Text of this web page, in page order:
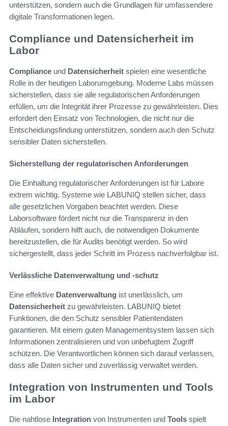
unterstützen, sondern auch die Grundlagen für umfassendere
digitale Transformationen legen.
Compliance und Datensicherheit im
Labor
Compliance und Datensicherheit spielen eine wesentliche
Rolle in der heutigen Laborumgebung. Moderne Labs müssen
sicherstellen, dass sie alle regulatorischen Anforderungen
erfüllen, um die Integrität ihrer Prozesse zu gewährleisten. Dies
erfordert den Einsatz von Technologien, die nicht nur die
Entscheidungsfindung unterstützen, sondern auch den Schutz
sensibler Daten sicherstellen.
Sicherstellung der regulatorischen Anforderungen
Die Einhaltung regulatorischer Anforderungen ist für Labore
extrem wichtig. Systeme wie LABUNIQ stellen sicher, dass
alle gesetzlichen Vorgaben beachtet werden. Diese
Laborsoftware fördert nicht nur die Transparenz in den
Abläufen, sondern hilft auch, die notwendigen Dokumente
bereitzustellen, die für Audits benötigt werden. So wird
sichergestellt, dass jeder Schritt im Prozess nachverfolgbar ist.
Verlässliche Datenverwaltung und -schutz
Eine effektive Datenverwaltung ist unerlässlich, um
Datensicherheit zu gewährleisten. LABUNIQ bietet
Funktionen, die den Schutz sensibler Patientendaten
garantieren. Mit einem guten Managementsystem lassen sich
Informationen zentralisieren und von unbefugtem Zugriff
schützen. Die Verantwortlichen können sich darauf verlassen,
dass alle Daten sicher und zuverlässig verwaltet werden.
Integration von Instrumenten und Tools
im Labor
Die nahtlose Integration von Instrumenten und Tools spielt